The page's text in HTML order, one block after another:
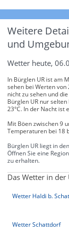
Weitere
und
Wetter heute,
In Bürglen UR ist am
sehen bei Werten von
nicht zu sehen und
Bürglen UR nur
23°C. In der Nacht ist
Mit Böen zwischen 9
Temperaturen bei 18
Bürglen UR liegt in
Öffnen Sie eine
zu erhalten.
Das Wetter in der
Wetter Haldi b.
Wetter Schattdorf